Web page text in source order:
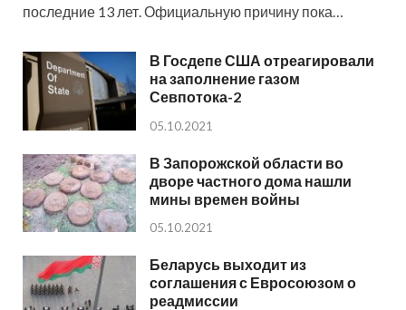
последние 13 лет. Официальную причину пока…
В Госдепе США отреагировали
на заполнение газом
Севпотока-2
05.10.2021
В Запорожской области во
дворе частного дома нашли
мины времен войны
05.10.2021
Беларусь выходит из
соглашения с Евросоюзом о
реадмиссии